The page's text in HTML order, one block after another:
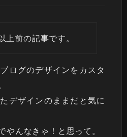
上前の記事です。
ログのデザインをカスタ
デザインのままだと気に
やんなきゃ！と思って。